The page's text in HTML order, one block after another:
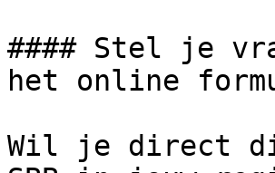
#### Stel je
het online
Wil je direct